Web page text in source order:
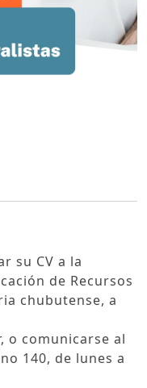
su CV a la
de Recursos
chubutense, a
o comunicarse al
140, de lunes a